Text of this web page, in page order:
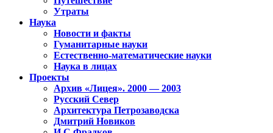
Утраты
Наука
Новости и факты
Гуманитарные науки
Естественно-математические науки
Наука в лицах
Проекты
Архив «Лицея». 2000 — 2003
Русский Север
Архитектура Петрозаводска
Дмитрий Новиков